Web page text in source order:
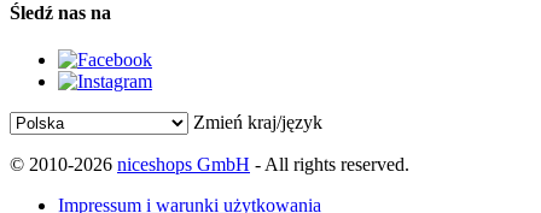
Śledź nas na
Zmień kraj/język
© 2010-2026 niceshops GmbH - All rights reserved.
Impressum i warunki użytkowania